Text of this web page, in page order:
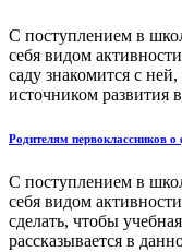
С поступлением в
себя видом
саду знакомится с
источником развития
Родителям первоклассников
С поступлением в
себя видом
сделать, чтобы
рассказывается в